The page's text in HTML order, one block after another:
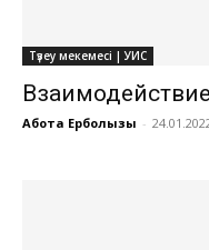
Түзеу мекемесі | УИС
Ақбота Ерболқызы -